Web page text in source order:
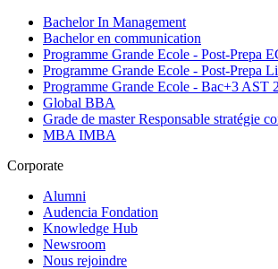
Bachelor In Management
Bachelor en communication
Programme Grande Ecole - Post-Prepa
Programme Grande Ecole - Post-Prepa
Programme Grande Ecole - Bac+3 AST 2
Global BBA
Grade de master Responsable stratégie
MBA IMBA
Corporate
Alumni
Audencia Fondation
Knowledge Hub
Newsroom
Nous rejoindre